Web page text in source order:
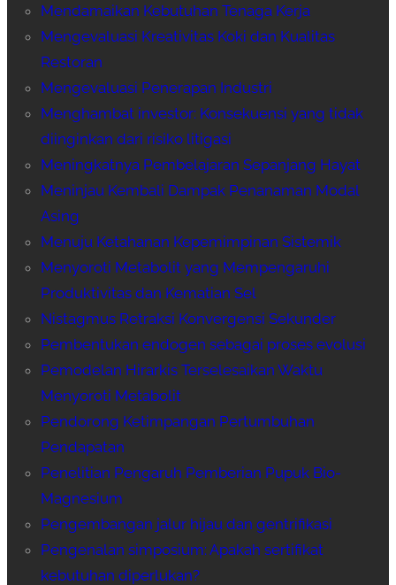
Mendamaikan Kebutuhan Tenaga Kerja
Mengevaluasi Kreativitas Koki dan Kualitas
Restoran
Mengevaluasi Penerapan Industri
Menghambat investor: Konsekuensi yang tidak
diinginkan dari risiko litigasi
Meningkatnya Pembelajaran Sepanjang Hayat
Meninjau Kembali Dampak Penanaman Modal
Asing
Menuju Ketahanan Kepemimpinan Sistemik
Menyoroti Metabolit yang Mempengaruhi
Produktivitas dan Kematian Sel
Nistagmus Retraksi Konvergensi Sekunder
Pembentukan endogen sebagai proses evolusi
Pemodelan Hirarkis Terselesaikan Waktu
Menyoroti Metabolit
Pendorong Ketimpangan Pertumbuhan
Pendapatan
Penelitian Pengaruh Pemberian Pupuk Bio-
Magnesium
Pengembangan jalur hijau dan gentrifikasi
Pengenalan simposium: Apakah sertifikat
kebutuhan diperlukan?